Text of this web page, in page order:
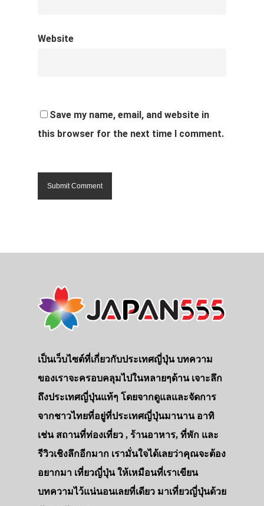
Website
Save my name, email, and website in
this browser for the next time I comment.
เป็นเว็บไซต์ที่เกี่ยวกับประเทศญี่ปุ่น บทความ
ของเราจะครอบคลุมไปในหลายๆด้าน เจาะลึก
ถึงประเทศญี่ปุ่นแท้ๆ โดยจากดูแลและจัดการ
จากชาวไทยที่อยู่ที่ประเทศญี่ปุ่นมานาน อาทิ
เช่น สถานที่ท่องเที่ยว , ร้านอาหาร, ที่พัก และ
รีวิวเชิงลึกอีกมาก เรามั่นใจได้เลยว่าคุณจะต้อง
อยากมา เที่ยวญี่ปุ่น ให้เหมือนที่เราเขียน
บทความไว้แน่นอนเลยที่เดียว มาเที่ยวญี่ปุ่นด้วย